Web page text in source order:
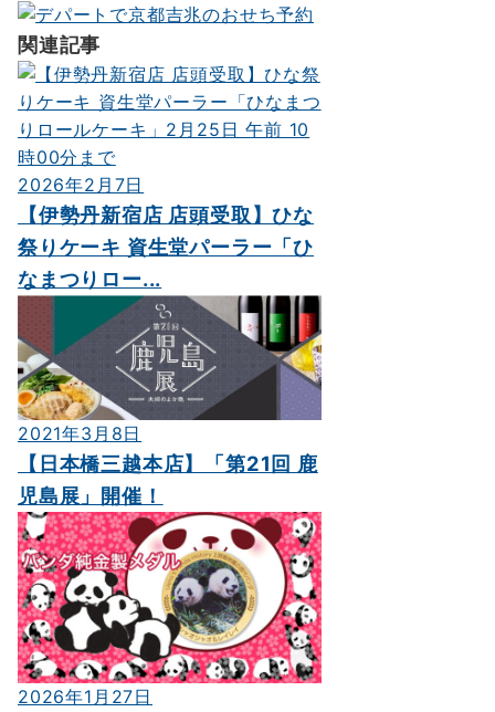
シ
ョ
ン
関連記事
2026年2月7日
【伊勢丹新宿店 店頭受取】ひな
祭りケーキ 資生堂パーラー「ひ
なまつりロー...
2021年3月8日
【日本橋三越本店】「第21回 鹿
児島展」開催！
2026年1月27日